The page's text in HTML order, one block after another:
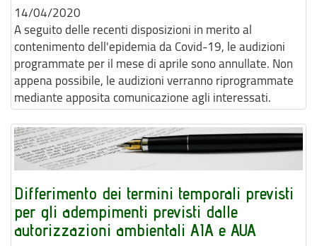
14/04/2020
A seguito delle recenti disposizioni in merito al
contenimento dell'epidemia da Covid-19, le audizioni
programmate per il mese di aprile sono annullate. Non
appena possibile, le audizioni verranno riprogrammate
mediante apposita comunicazione agli interessati.
Differimento dei termini temporali previsti
per gli adempimenti previsti dalle
autorizzazioni ambientali AIA e AUA